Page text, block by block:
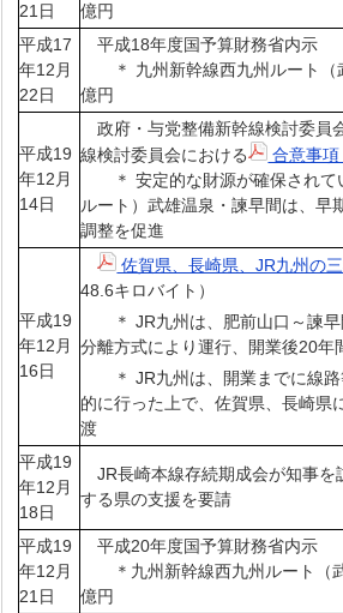
21日
億円
平成17
年12月
22日
平成18年度国予算財務省内示
＊ 九州新幹線西九州ルート（
億円
平成19
年12月
14日
政府・与党整備新幹線検討委員
線検討委員会における
合意事
＊ 安定的な財源が確保されて
ルート）武雄温泉・諫早間は、早
調整を促進
平成19
年12月
16日
佐賀県、長崎県、JR九州の
48.6キロバイト）
＊ JR九州は、肥前山口～諫早
分離方式により運行、開業後20年
＊ JR九州は、開業までに線路
的に行った上で、佐賀県、長崎県
渡
平成19
年12月
18日
JR長崎本線存続期成会が知事を
する県の支援を要請
平成19
年12月
21日
平成20年度国予算財務省内示
＊九州新幹線西九州ルート（
億円